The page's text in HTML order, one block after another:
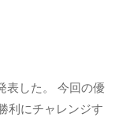
表した。 今回の優
利にチャレンジす